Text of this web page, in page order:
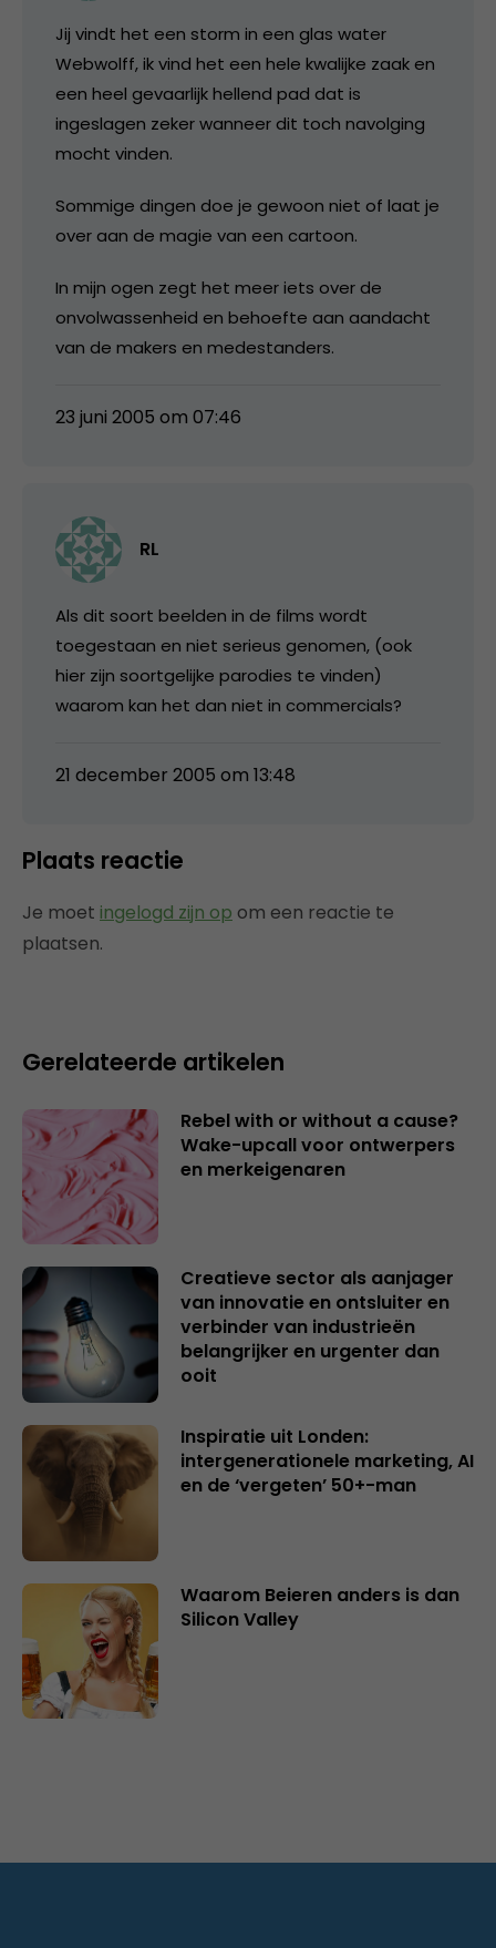
Jij vindt het een storm in een glas water
Webwolff, ik vind het een hele kwalijke zaak en
een heel gevaarlijk hellend pad dat is
ingeslagen zeker wanneer dit toch navolging
mocht vinden.
Sommige dingen doe je gewoon niet of laat je
over aan de magie van een cartoon.
In mijn ogen zegt het meer iets over de
onvolwassenheid en behoefte aan aandacht
van de makers en medestanders.
23 juni 2005 om 07:46
RL
Als dit soort beelden in de films wordt
toegestaan en niet serieus genomen, (ook
hier zijn soortgelijke parodies te vinden)
waarom kan het dan niet in commercials?
21 december 2005 om 13:48
Plaats reactie
Je moet ingelogd zijn op om een reactie te
plaatsen.
Gerelateerde artikelen
Rebel with or without a cause?
Wake-upcall voor ontwerpers
en merkeigenaren
Creatieve sector als aanjager
van innovatie en ontsluiter en
verbinder van industrieën
belangrijker en urgenter dan
ooit
Inspiratie uit Londen:
intergenerationele marketing, AI
en de ‘vergeten’ 50+-man
Waarom Beieren anders is dan
Silicon Valley